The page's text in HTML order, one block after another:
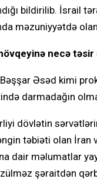
bildirilib. İsrail
məzuniyyətdə
necə
Bəşşar Əsəd kimi
darmadağın
dövlətin
təbiəti olan
dair məlumatlar
şəraitdən